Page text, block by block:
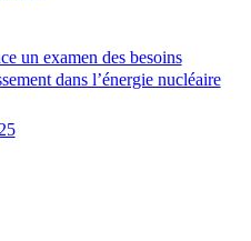
un examen des besoins
dans l’énergie nucléaire